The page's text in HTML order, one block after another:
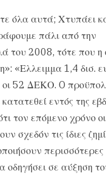
όλα αυτά; Χτυπάει
πάλι από την
του 2008, τότε που η
«Ελλειμμα 1,4 δισ.
52 ΔΕΚΟ. O
εντός της
τον επόμενο χρόνο
σχεδόν τις ίδιες
περισσότερες
οδηγήσει σε αύξηση